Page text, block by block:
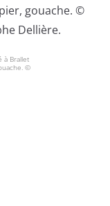
à Brallet
©